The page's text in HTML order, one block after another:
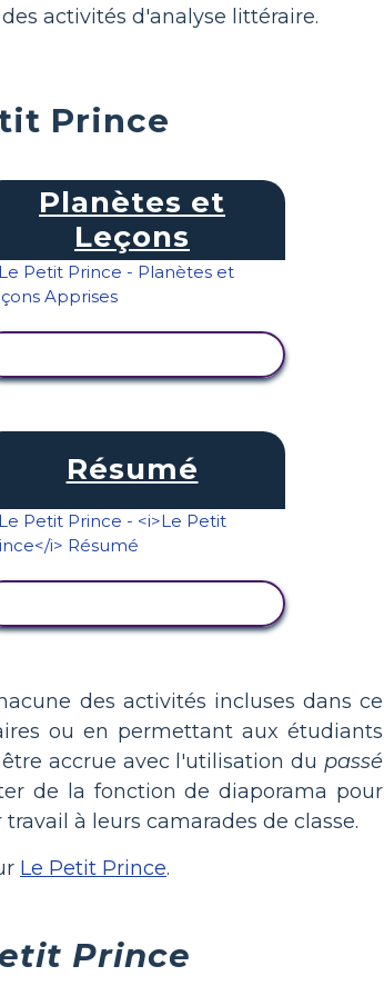
activités d'analyse littéraire.
Prince
Planètes et
Leçons
Résumé
des activités incluses dans ce
ou en permettant aux étudiants
accrue avec l'utilisation du passé
de la fonction de diaporama pour
à leurs camarades de classe.
Le Petit Prince.
Prince